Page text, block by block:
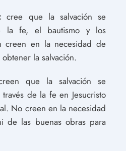
cree que la salvación se
la fe, el bautismo y los
creen en la necesidad de
la salvación.
que la salvación se
de la fe en Jesucristo
No creen en la necesidad
de las buenas obras para